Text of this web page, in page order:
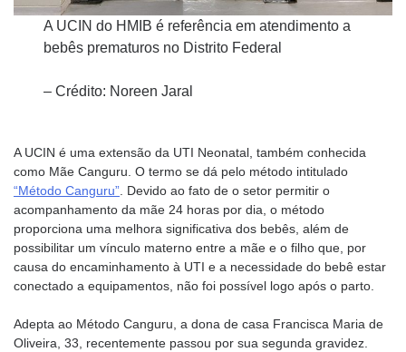
A UCIN do HMIB é referência em atendimento a
bebês prematuros no Distrito Federal
– Crédito: Noreen Jaral
A UCIN é uma extensão da UTI Neonatal, também conhecida
como Mãe Canguru. O termo se dá pelo método intitulado
“Método Canguru” . Devido ao fato de o setor permitir o
acompanhamento da mãe 24 horas por dia, o método
proporciona uma melhora significativa dos bebês, além de
possibilitar um vínculo materno entre a mãe e o filho que, por
causa do encaminhamento à UTI e a necessidade do bebê estar
conectado a equipamentos, não foi possível logo após o parto.
Adepta ao Método Canguru, a dona de casa Francisca Maria de
Oliveira, 33, recentemente passou por sua segunda gravidez.